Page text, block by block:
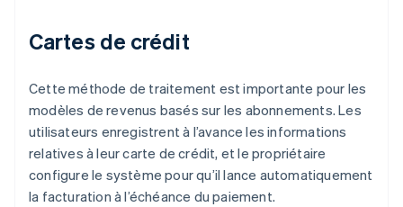
Cartes de crédit
Cette méthode de traitement est importante pour les
modèles de revenus basés sur les abonnements. Les
utilisateurs enregistrent à l’avance les informations
relatives à leur carte de crédit, et le propriétaire
configure le système pour qu’il lance automatiquement
la facturation à l’échéance du paiement.